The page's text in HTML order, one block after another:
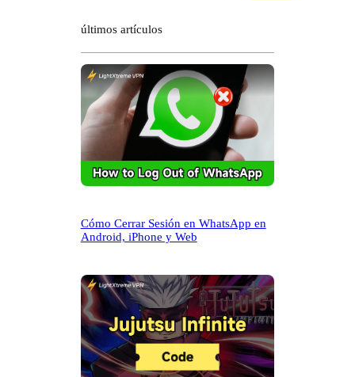
últimos artículos
Cómo Cerrar Sesión en WhatsApp en
Android, iPhone y Web